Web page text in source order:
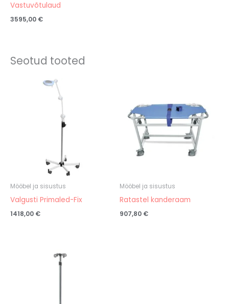
Vastuvõtulaud
3595,00 €
Seotud tooted
Mööbel ja sisustus
Valgusti Primaled-Fix
1418,00 €
Mööbel ja sisustus
Ratastel kanderaam
907,80 €